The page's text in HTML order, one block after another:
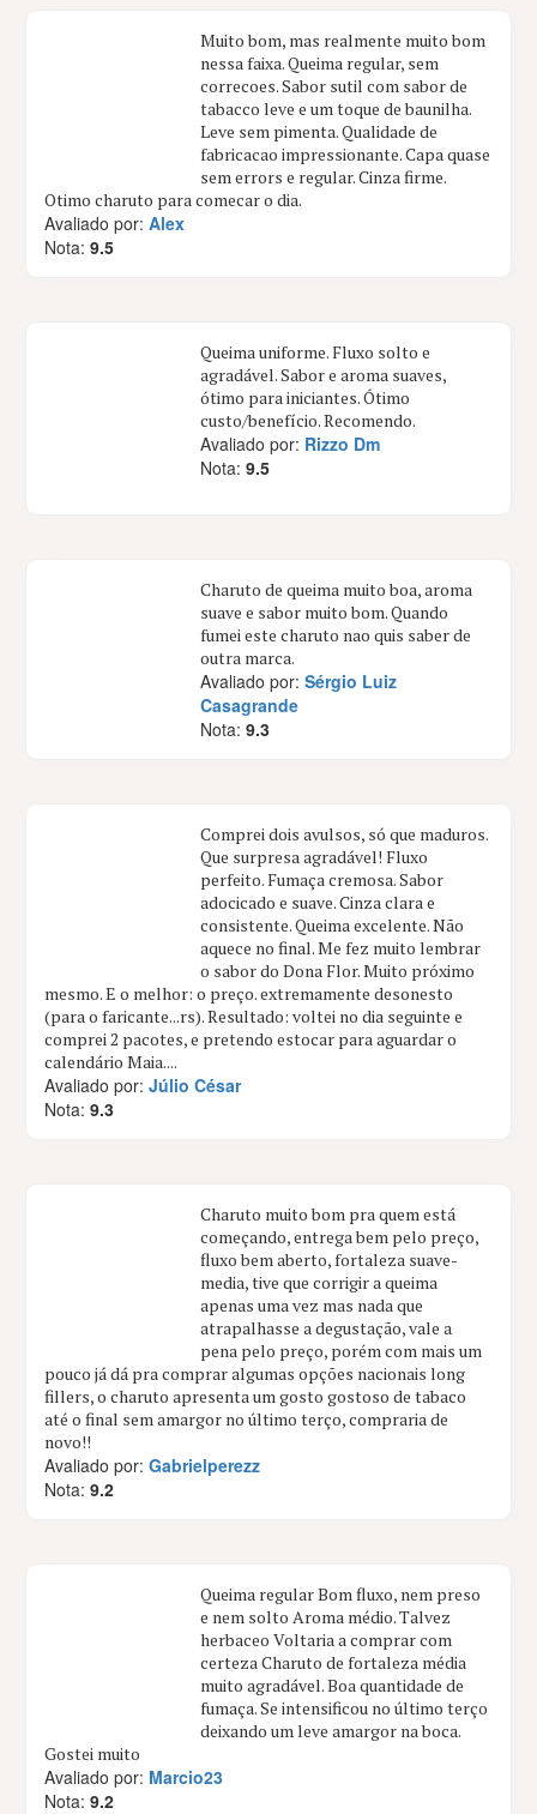
Muito bom, mas realmente muito bom
nessa faixa. Queima regular, sem
correcoes. Sabor sutil com sabor de
tabacco leve e um toque de baunilha.
Leve sem pimenta. Qualidade de
fabricacao impressionante. Capa quase
sem errors e regular. Cinza firme.
Otimo charuto para comecar o dia.
Avaliado por:Alex
Nota:9.5
Queima uniforme. Fluxo solto e
agradável. Sabor e aroma suaves,
ótimo para iniciantes. Ótimo
custo/benefício. Recomendo.
Avaliado por: Rizzo Dm
Nota:9.5
Charuto de queima muito boa, aroma
suave e sabor muito bom. Quando
fumei este charuto nao quis saber de
outra marca.
Avaliado por:Sérgio Luiz
Casagrande
Nota:9.3
Comprei dois avulsos, só que maduros.
Que surpresa agradável! Fluxo
perfeito. Fumaça cremosa. Sabor
adocicado e suave. Cinza clara e
consistente. Queima excelente. Não
aquece no final. Me fez muito lembrar
o sabor do Dona Flor. Muito próximo
mesmo. E o melhor: o preço. extremamente desonesto
(para o faricante...rs). Resultado: voltei no dia seguinte e
comprei 2 pacotes, e pretendo estocar para aguardar o
calendário Maia....
Avaliado por:Júlio César
Nota:9.3
Charuto muito bom pra quem está
começando, entrega bem pelo preço,
fluxo bem aberto, fortaleza suave-
media, tive que corrigir a queima
apenas uma vez mas nada que
atrapalhasse a degustação, vale a
pena pelo preço, porém com mais um
pouco já dá pra comprar algumas opções nacionais long
fillers, o charuto apresenta um gosto gostoso de tabaco
até o final sem amargor no último terço, compraria de
novo!!
Avaliado por:Gabrielperezz
Nota:9.2
Queima regular Bom fluxo, nem preso
e nem solto Aroma médio. Talvez
herbaceo Voltaria a comprar com
certeza Charuto de fortaleza média
muito agradável. Boa quantidade de
fumaça. Se intensificou no último terço
deixando um leve amargor na boca.
Gostei muito
Avaliado por: Marcio23
Nota:9.2